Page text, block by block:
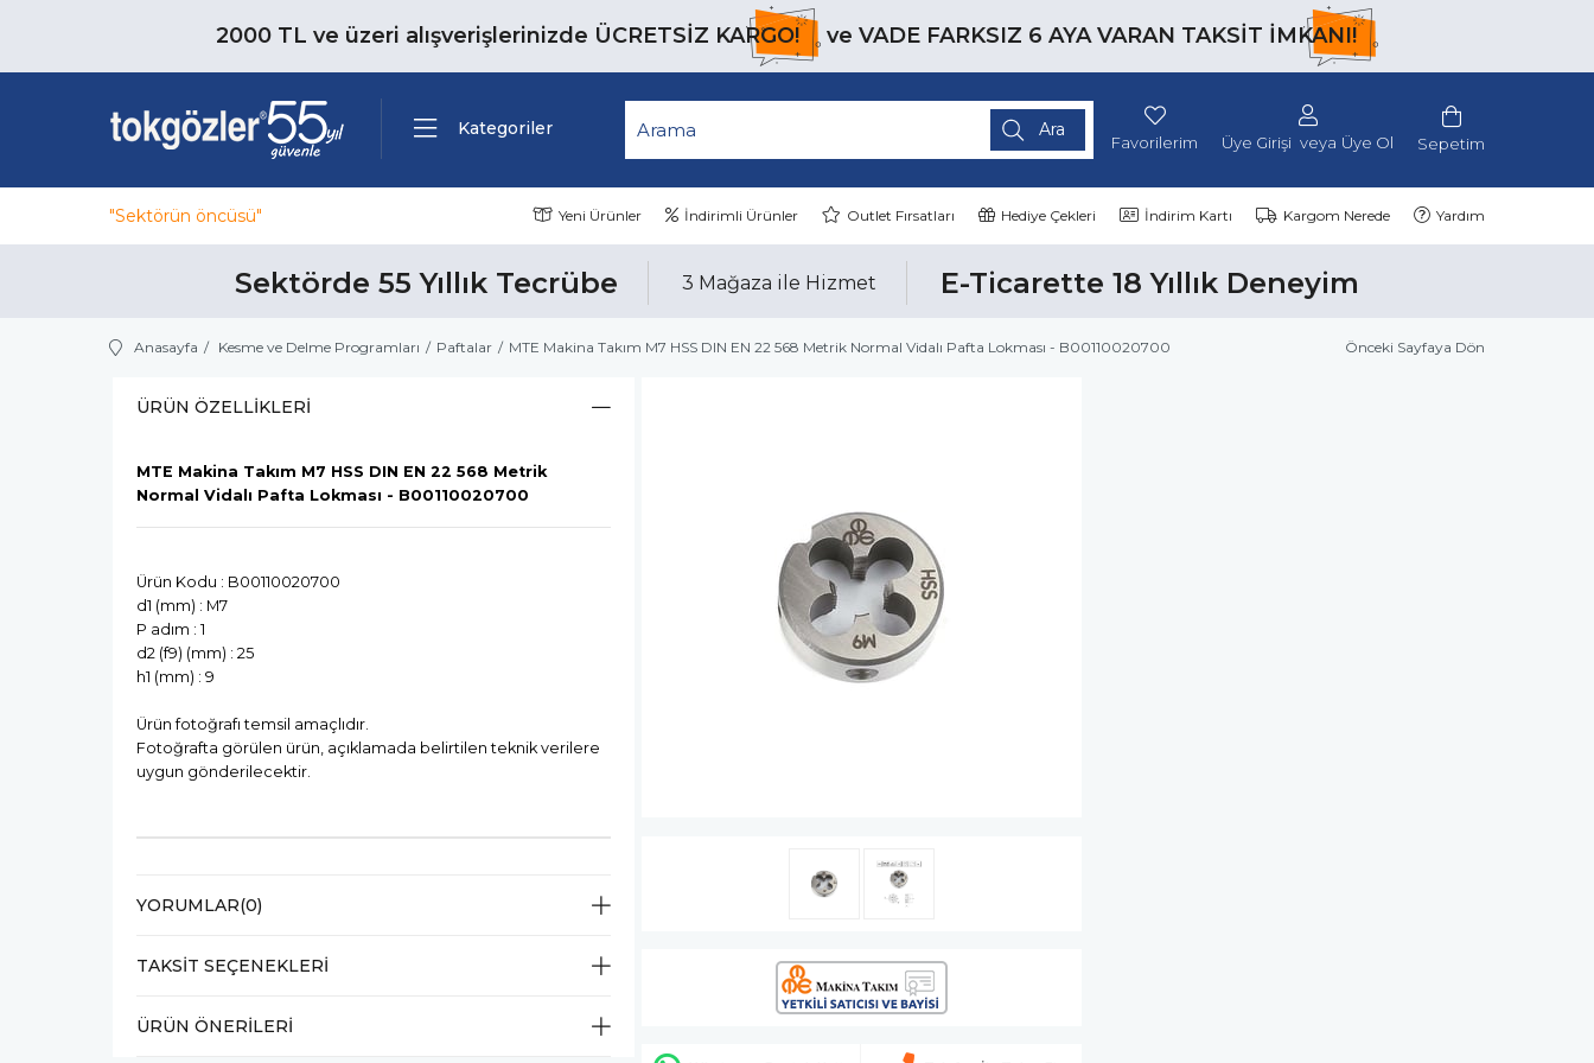
2000 TL ve üzeri alışverişlerinizde ÜCRETSİZ KARGO! ve VADE FARKSIZ 6 AYA VARAN TAKSİT İMKANI!
Kategoriler
Sepetim
Üye Girişi Üye Ol
Favorilerim
"Sektörün öncüsü" Yeni Ürünler İndirimli Ürünler Outlet Fırsatları Hediye Çekleri İndirim Kartı Kargom Nerede Yardım
Sektörde 55 Yıllık Tecrübe 3 Mağaza ile Hizmet E-Ticarette 18 Yıllık Deneyim
Anasayfa Kesme ve Delme Programları Paftalar MTE Makina Takım M7 HSS DIN EN 22 568 Metrik Normal Vidalı Pafta Lokması - B00110020700 Önceki Sayfaya Dön
ÜRÜN ÖZELLIKLERI
MTE Makina Takım M7 HSS DIN EN 22 568 Metrik
Normal Vidalı Pafta Lokması - B00110020700
Ürün Kodu : B00110020700
d1 (mm) : M7
P adım : 1
d2 (f9) (mm) : 25
h1 (mm) : 9
Ürün fotoğrafı temsil amaçlıdır.
Fotoğrafta görülen ürün, açıklamada belirtilen teknik verilere
uygun gönderilecektir.
YORUMLAR(0)
TAKSIT SEÇENEKLERI
ÜRÜN ÖNERILERI